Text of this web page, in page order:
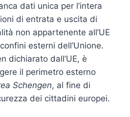
dati unica per l’intera
di entrata e uscita di
non appartenente all’UE
esterni dell’Unione.
dichiarato dall’UE, è
il perimetro esterno
Schengen, al fine di
dei cittadini europei.